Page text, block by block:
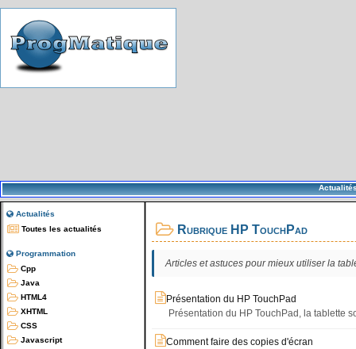
Actualités
Toutes les actualités
Programmation
Cpp
Java
HTML4
XHTML
CSS
Javascript
Rubrique HP TouchPad
Articles et astuces pour mieux utiliser la
Présentation du HP TouchPad
Présentation du HP TouchPad, la tablette
Comment faire des copies d'écran